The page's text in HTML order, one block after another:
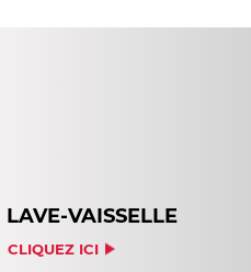
LAVE-VAISSELLE
CLIQUEZ ICI